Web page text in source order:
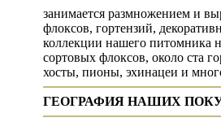
занимается размножением и
флоксов, гортензий,
коллекции нашего питомника
сортовых флоксов, около ста
хосты, пионы, эхинацеи и
ГЕОГРАФИЯ НАШИХ